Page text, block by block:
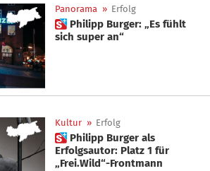
Panorama » Erfolg
 Philipp Burger: „Es fühlt
sich super an“
Kultur » Erfolg
 Philipp Burger als
Erfolgsautor: Platz 1 für
„Frei.Wild“-Frontmann